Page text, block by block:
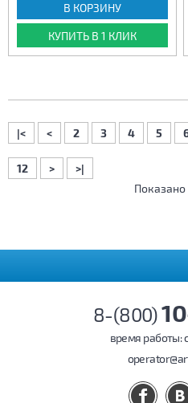
В КОРЗИНУ
КУПИТЬ В 1 КЛИК
|< < 2 3 4 5
12
>
>|
Показано
8-(800)
время работы: